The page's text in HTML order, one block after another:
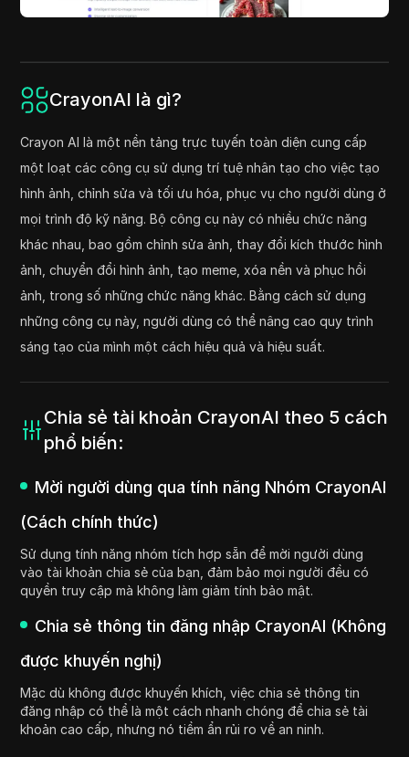
CrayonAI là gì?
Crayon AI là một nền tảng trực tuyến toàn diện cung cấp
một loạt các công cụ sử dụng trí tuệ nhân tạo cho việc tạo
hình ảnh, chỉnh sửa và tối ưu hóa, phục vụ cho người dùng ở
mọi trình độ kỹ năng. Bộ công cụ này có nhiều chức năng
khác nhau, bao gồm chỉnh sửa ảnh, thay đổi kích thước hình
ảnh, chuyển đổi hình ảnh, tạo meme, xóa nền và phục hồi
ảnh, trong số những chức năng khác. Bằng cách sử dụng
những công cụ này, người dùng có thể nâng cao quy trình
sáng tạo của mình một cách hiệu quả và hiệu suất.
Chia sẻ tài khoản CrayonAI theo 5 cách
phổ biến:
Mời người dùng qua tính năng Nhóm CrayonAI
(Cách chính thức)
Sử dụng tính năng nhóm tích hợp sẵn để mời người dùng
vào tài khoản chia sẻ của bạn, đảm bảo mọi người đều có
quyền truy cập mà không làm giảm tính bảo mật.
Chia sẻ thông tin đăng nhập CrayonAI (Không
được khuyến nghị)
Mặc dù không được khuyến khích, việc chia sẻ thông tin
đăng nhập có thể là một cách nhanh chóng để chia sẻ tài
khoản cao cấp, nhưng nó tiềm ẩn rủi ro về an ninh.